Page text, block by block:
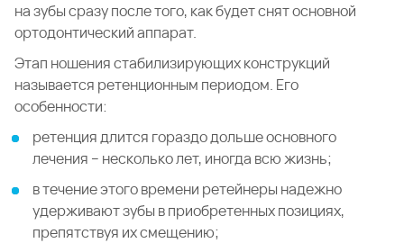
на зубы сразу после того, как будет снят основной
ортодонтический аппарат.
Этап ношения стабилизирующих конструкций
называется ретенционным периодом. Его
особенности:
ретенция длится гораздо дольше основного
лечения – несколько лет, иногда всю жизнь;
в течение этого времени ретейнеры надежно
удерживают зубы в приобретенных позициях,
препятствуя их смещению;